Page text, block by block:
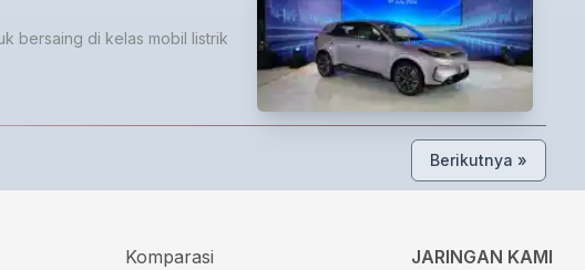
bersaing di kelas mobil listrik
Berikutnya »
Komparasi
JARINGAN KAMI